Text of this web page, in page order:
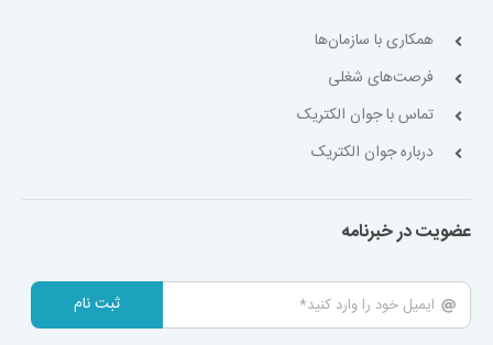
همکاری با سازمان‌ها
فرصت‌های شغلی
تماس با جوان الکتریک
درباره جوان الکتریک
عضویت در خبرنامه
ثبت نام